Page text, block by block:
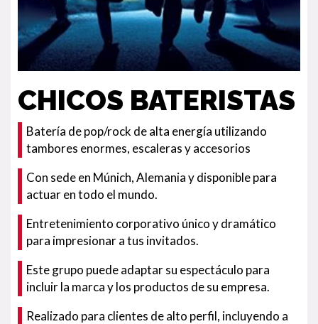
CHICOS BATERISTAS
Batería de pop/rock de alta energía utilizando
tambores enormes, escaleras y accesorios
Con sede en Múnich, Alemania y disponible para
actuar en todo el mundo.
Entretenimiento corporativo único y dramático
para impresionar a tus invitados.
Este grupo puede adaptar su espectáculo para
incluir la marca y los productos de su empresa.
Realizado para clientes de alto perfil, incluyendo a